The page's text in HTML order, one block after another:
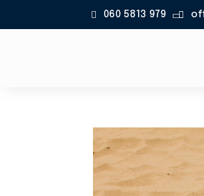
060 5813 979 